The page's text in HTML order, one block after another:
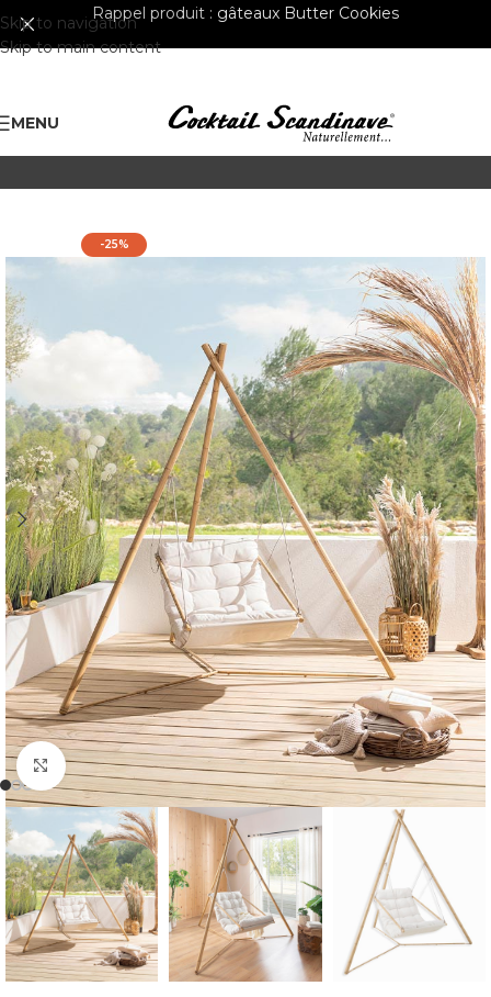
Skip to navigation
Skip to main content
Rappel produit : gâteaux Butter Cookies
MENU
-25%
Cliquer pour agrandir